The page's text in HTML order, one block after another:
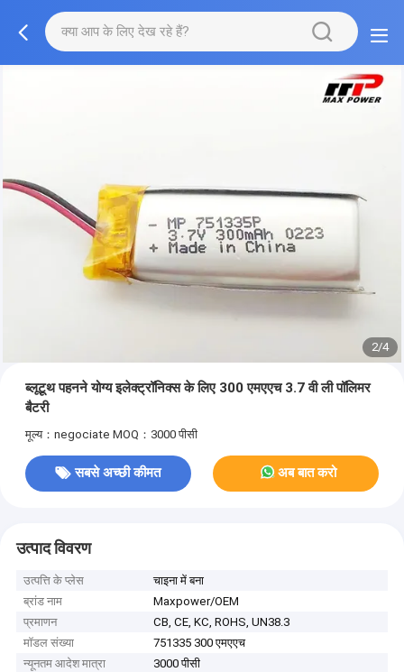
2/4
ब्लूटूथ पहनने योग्य इलेक्ट्रॉनिक्स के लिए 300 एमएएच 3.7 वी ली पॉलिमर
बैटरी
मूल्य：negociate MOQ：3000 पीसी
सबसे अच्छी कीमत अब बात करो
उत्पाद विवरण
उत्पत्ति के प्लेस
चाइना में बना
ब्रांड नाम
Maxpower/OEM
प्रमाणन
CB, CE, KC, ROHS, UN38.3
मॉडल संख्या
751335 300 एमएएच
न्यूनतम आदेश मात्रा
3000 पीसी